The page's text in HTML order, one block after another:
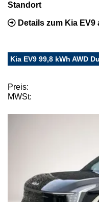
Standort
Details zum Kia EV9
Kia EV9 99,8 kWh AWD
Preis:
MWSt: